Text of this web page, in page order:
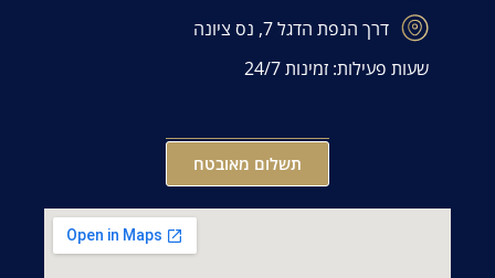
דרך הנפת הדגל 7, נס ציונה
שעות פעילות: זמינות 24/7
תשלום מאובטח